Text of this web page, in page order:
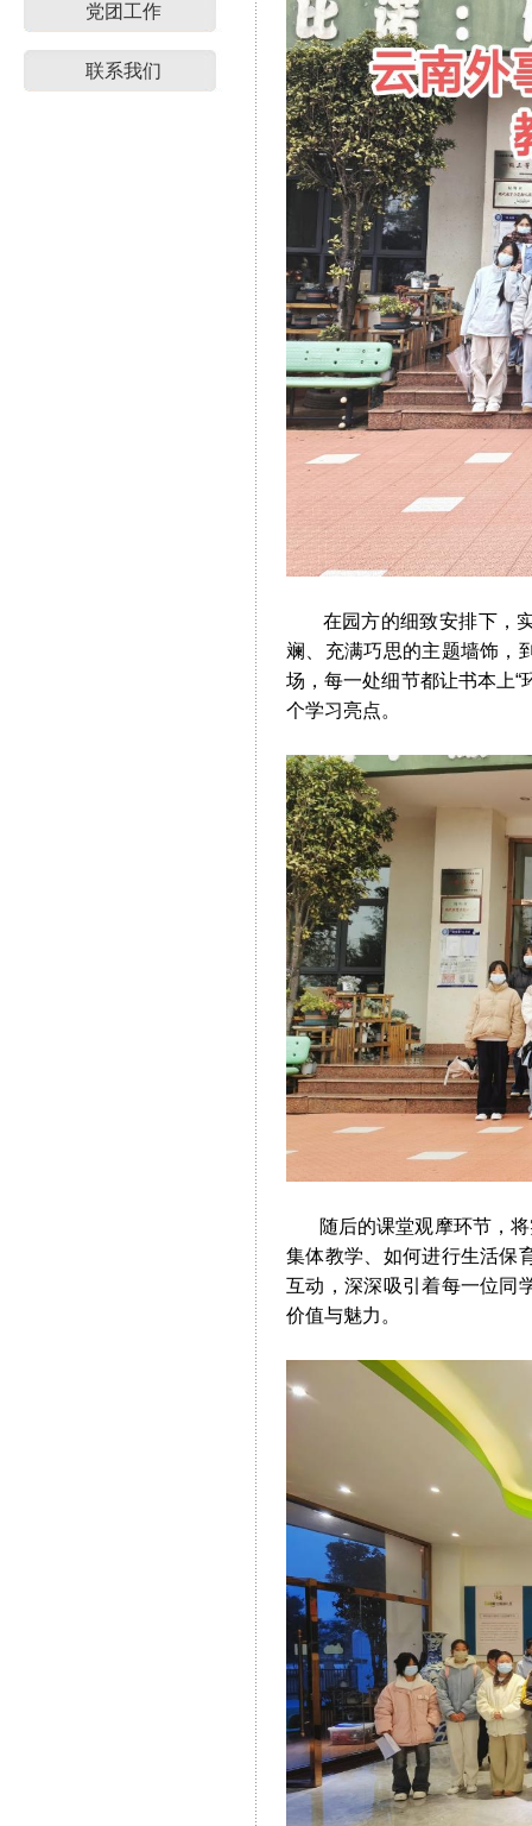
党团工作
联系我们
在园方的细致安排下，实
斓、充满巧思的主题墙饰，
场，每一处细节都让书本上
个学习亮点。
随后的课堂观摩环节，将
集体教学、如何进行生活保
互动，深深吸引着每一位同
价值与魅力。